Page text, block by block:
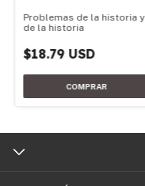
Problemas de la historia y
de la historia
$18.79 USD